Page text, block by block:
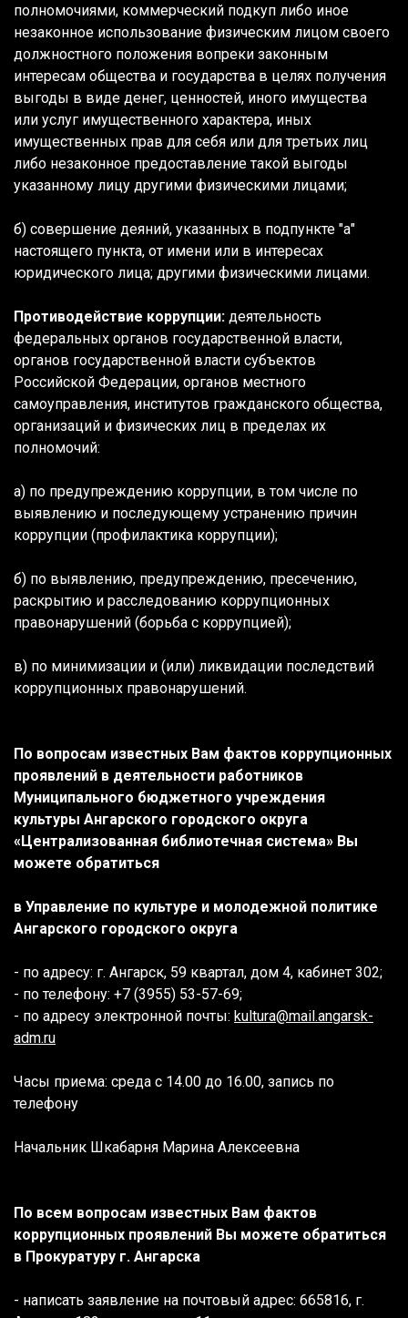
полномочиями, коммерческий подкуп либо иное
незаконное использование физическим лицом своего
должностного положения вопреки законным
интересам общества и государства в целях получения
выгоды в виде денег, ценностей, иного имущества
или услуг имущественного характера, иных
имущественных прав для себя или для третьих лиц
либо незаконное предоставление такой выгоды
указанному лицу другими физическими лицами;
б) совершение деяний, указанных в подпункте "а"
настоящего пункта, от имени или в интересах
юридического лица; другими физическими лицами.
Противодействие коррупции: деятельность
федеральных органов государственной власти,
органов государственной власти субъектов
Российской Федерации, органов местного
самоуправления, институтов гражданского общества,
организаций и физических лиц в пределах их
полномочий:
а) по предупреждению коррупции, в том числе по
выявлению и последующему устранению причин
коррупции (профилактика коррупции);
б) по выявлению, предупреждению, пресечению,
раскрытию и расследованию коррупционных
правонарушений (борьба с коррупцией);
в) по минимизации и (или) ликвидации последствий
коррупционных правонарушений.
По вопросам известных Вам фактов коррупционных
проявлений в деятельности работников
Муниципального бюджетного учреждения
культуры Ангарского городского округа
«Централизованная библиотечная система» Вы
можете обратиться
в Управление по культуре и молодежной политике
Ангарского городского округа
- по адресу: г. Ангарск, 59 квартал, дом 4, кабинет 302;
- по телефону: +7 (3955) 53-57-69;
- по адресу электронной почты: kultura@mail.angarsk-
adm.ru
Часы приема: среда с 14.00 до 16.00, запись по
телефону
Начальник Шкабарня Марина Алексеевна
По всем вопросам известных Вам фактов
коррупционных проявлений Вы можете обратиться
в Прокуратуру г. Ангарска
- написать заявление на почтовый адрес: 665816, г.